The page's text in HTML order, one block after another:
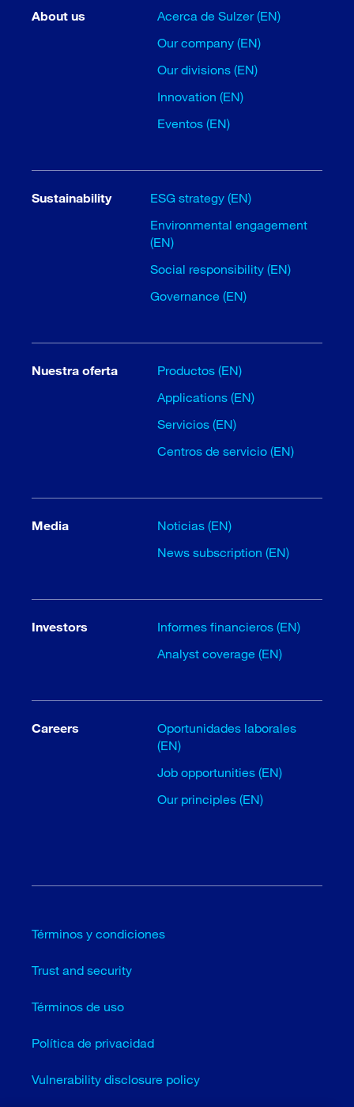
About us
Acerca de Sulzer (EN)
Our company (EN)
Our divisions (EN)
Innovation (EN)
Eventos (EN)
Sustainability
ESG strategy (EN)
Environmental engagement
(EN)
Social responsibility (EN)
Governance (EN)
Nuestra oferta
Productos (EN)
Applications (EN)
Servicios (EN)
Centros de servicio (EN)
Media
Noticias (EN)
News subscription (EN)
Investors
Informes financieros (EN)
Analyst coverage (EN)
Careers
Oportunidades laborales
(EN)
Job opportunities (EN)
Our principles (EN)
Términos y condiciones
Trust and security
Términos de uso
Política de privacidad
Vulnerability disclosure policy